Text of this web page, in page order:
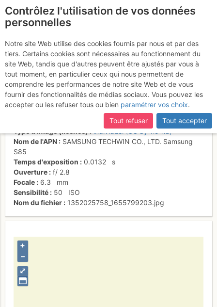
La face sud-est des
Rouies, à l'aube
Activités
Date/heure
Laurent DUPONT
individuel (CC by-nc-nd)
Nom de l'APN
SAMSUNG TECHWIN CO., LTD. Samsung
S85
Temps d'exposition
0.0132
s
Ouverture
f/ 2.8
Focale
6.3
mm
Sensibilité
50
ISO
Nom du fichier
1352025758_1655799203.jpg
⤢
+
–
Contrôlez l'utilisation de vos données
personnelles
Notre site Web utilise des cookies fournis par nous et par des
tiers. Certains cookies sont nécessaires au fonctionnement du
site Web, tandis que d'autres peuvent être ajustés par vous à
tout moment, en particulier ceux qui nous permettent de
comprendre les performances de notre site Web et de vous
fournir des fonctionnalités de médias sociaux. Vous pouvez les
accepter ou les refuser tous ou bien paramétrer vos choix.
Tout refuser
Tout accepter